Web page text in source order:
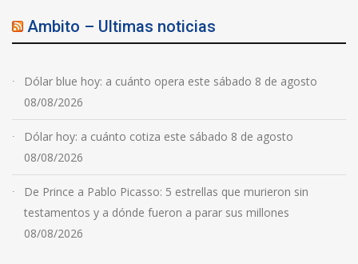
Ambito – Ultimas noticias
Dólar blue hoy: a cuánto opera este sábado 8 de agosto
08/08/2026
Dólar hoy: a cuánto cotiza este sábado 8 de agosto
08/08/2026
De Prince a Pablo Picasso: 5 estrellas que murieron sin
testamentos y a dónde fueron a parar sus millones
08/08/2026